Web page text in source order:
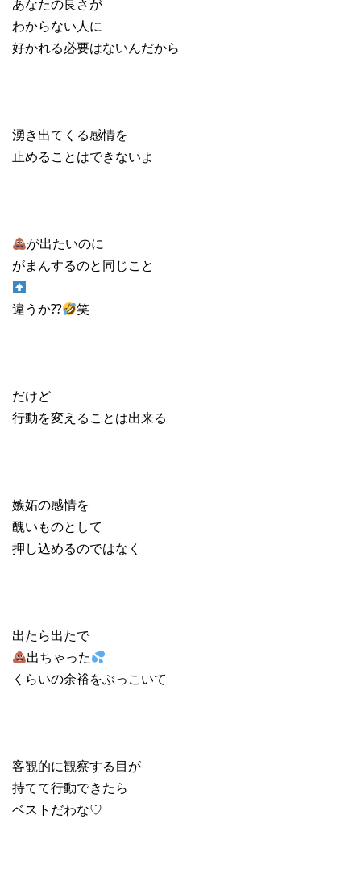
あなたの良さが
わからない人に
好かれる必要はないんだから
湧き出てくる感情を
止めることはできないよ
が出たいのに
がまんするのと同じこと
違うか⁇ 笑
だけど
行動を変えることは出来る
嫉妬の感情を
醜いものとして
押し込めるのではなく
出たら出たで
出ちゃった
くらいの余裕をぶっこいて
客観的に観察する目が
持てて行動できたら
ベストだわな♡